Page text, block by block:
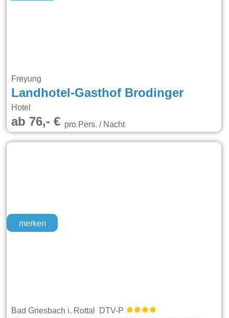
Freyung
Landhotel-Gasthof Brodinger
Hotel
ab 76,- €pro Pers. / Nacht
merken
Bad Griesbach i. Rottal DTV-P